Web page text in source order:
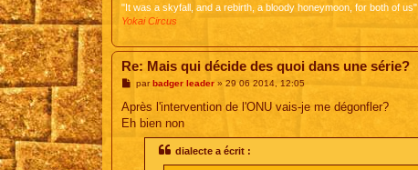
"It was a skyfall, and a rebirth, a bloody honeymoon, for both of us"
Yokai Circus
Re: Mais qui décide des quoi dans une série?
M
s
a
parbadger leader» 29 06 2014, 12:05
Après l'intervention de l'ONU vais-je me dégonfler?
Eh bien non
dialecte a écrit :